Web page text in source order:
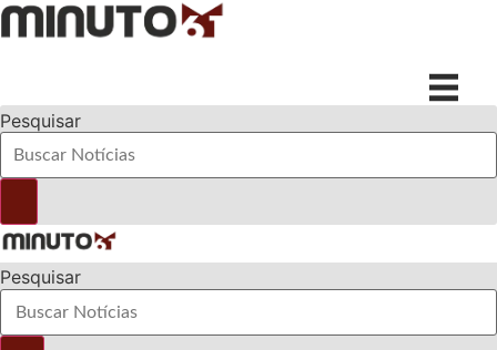
Ir
para
Pesquisar
Pesquisar